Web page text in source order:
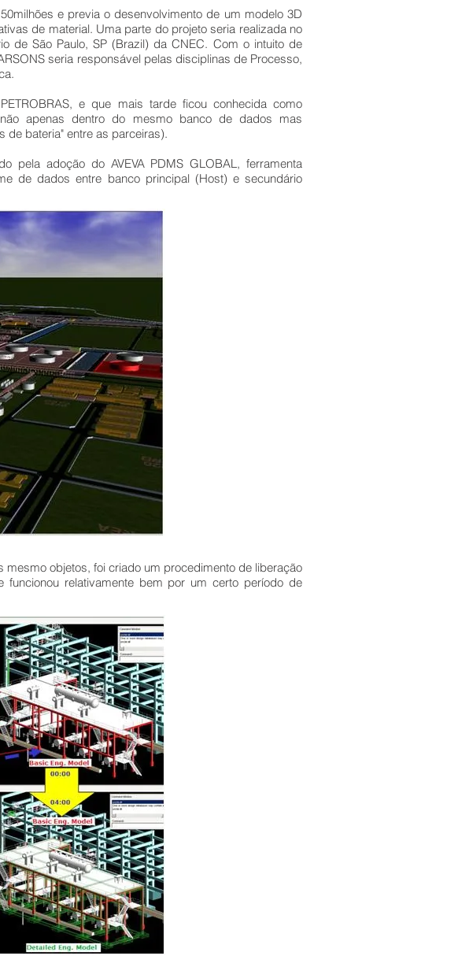
e previa o desenvolvimento de um modelo 3D
de material. Uma parte do projeto seria realizada no
de São Paulo, SP (Brazil) da CNEC. Com o intuito de
seria responsável pelas disciplinas de Processo,
e que mais tarde ficou conhecida como
apenas dentro do mesmo banco de dados mas
de bateria" entre as parceiras).
pela adoção do AVEVA PDMS GLOBAL, ferramenta
de dados entre banco principal (Host) e secundário
objetos, foi criado um procedimento de liberação
relativamente bem por um certo período de